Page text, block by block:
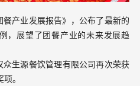
餐产业发展报告》，公布了最新的
，展望了团餐产业的未来发展趋
生源餐饮管理有限公司再次荣获
。